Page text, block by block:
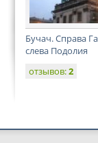
Бучач. Справа
слева Подолия
отзывов:2